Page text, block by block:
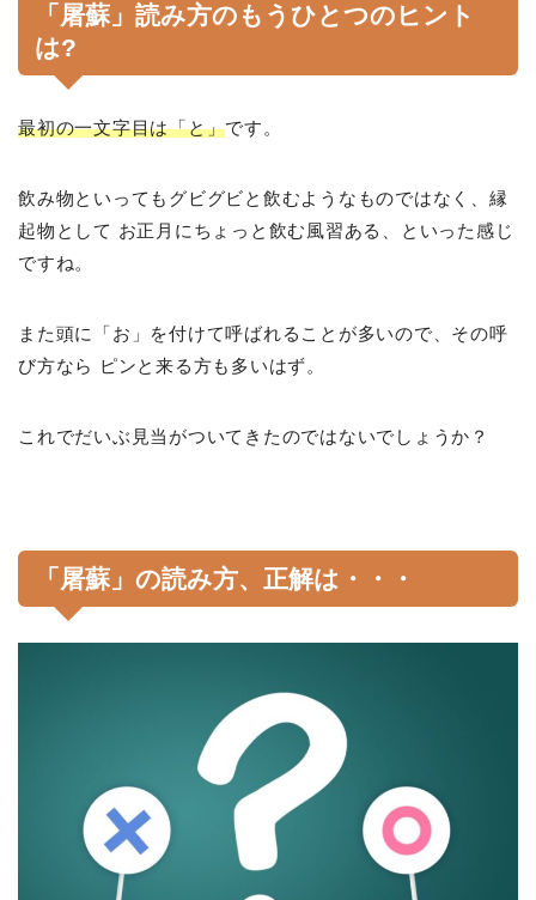
「屠蘇」読み方のもうひとつのヒント
は?
最初の一文字目は「と」です。
飲み物といってもグビグビと飲むようなものではなく、縁
起物として お正月にちょっと飲む風習ある、といった感じ
ですね。
また頭に「お」を付けて呼ばれることが多いので、その呼
び方なら ピンと来る方も多いはず。
これでだいぶ見当がついてきたのではないでしょうか？
「屠蘇」の読み方、正解は・・・